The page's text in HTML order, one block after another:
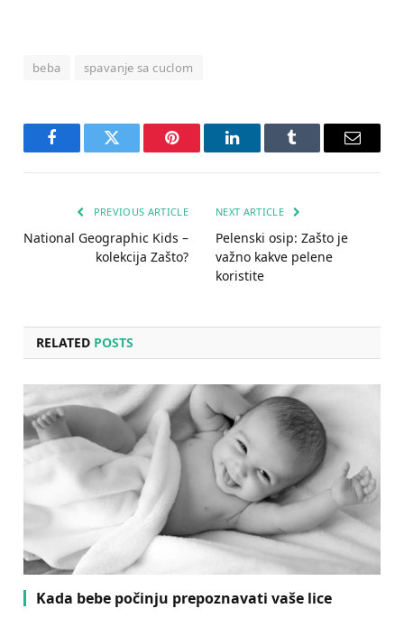
beba spavanje sa cuclom
FacebookTwitter Pinterest LinkedInTumblr Email
PREVIOUS ARTICLE
National Geographic Kids –
kolekcija Zašto?
NEXT ARTICLE
Pelenski osip: Zašto je
važno kakve pelene
koristite
RELATED POSTS
Kada bebe počinju prepoznavati vaše lice